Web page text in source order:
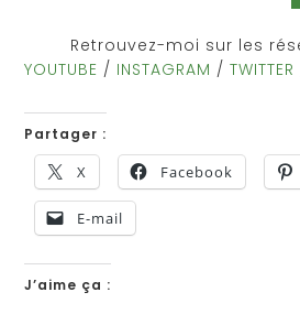
Retrouvez-moi sur les
YOUTUBE / INSTAGRAM /TWITTER
Partager :
X Facebook
E-mail
J’aime ça :